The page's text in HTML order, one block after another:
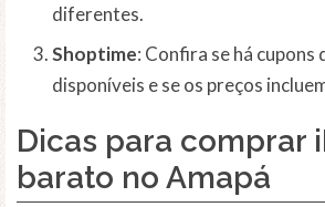
diferentes.
Shoptime: Confira se há cupons
disponíveis e se os preços
Dicas para comprar
barato no Amapá